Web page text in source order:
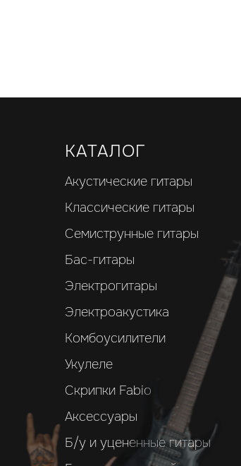
КАТАЛОГ
Акустические гитары
Классические гитары
Семиструнные гитары
Бас-гитары
Электрогитары
Электроакустика
Комбоусилители
Укулеле
Скрипки Fabio
Аксессуары
Б/у и уцененные гитары